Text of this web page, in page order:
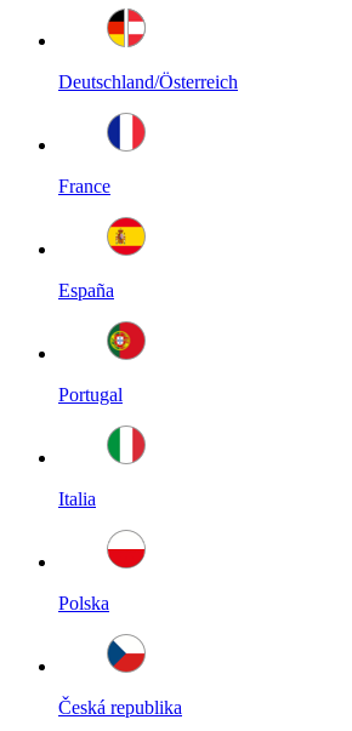
Deutschland/Österreich
France
España
Portugal
Italia
Polska
Česká republika